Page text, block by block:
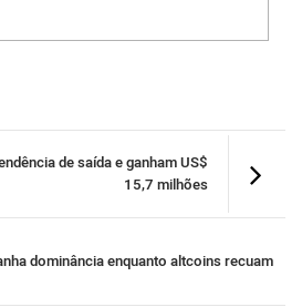
de saída e ganham US$
15,7 milhões
dominância enquanto altcoins recuam